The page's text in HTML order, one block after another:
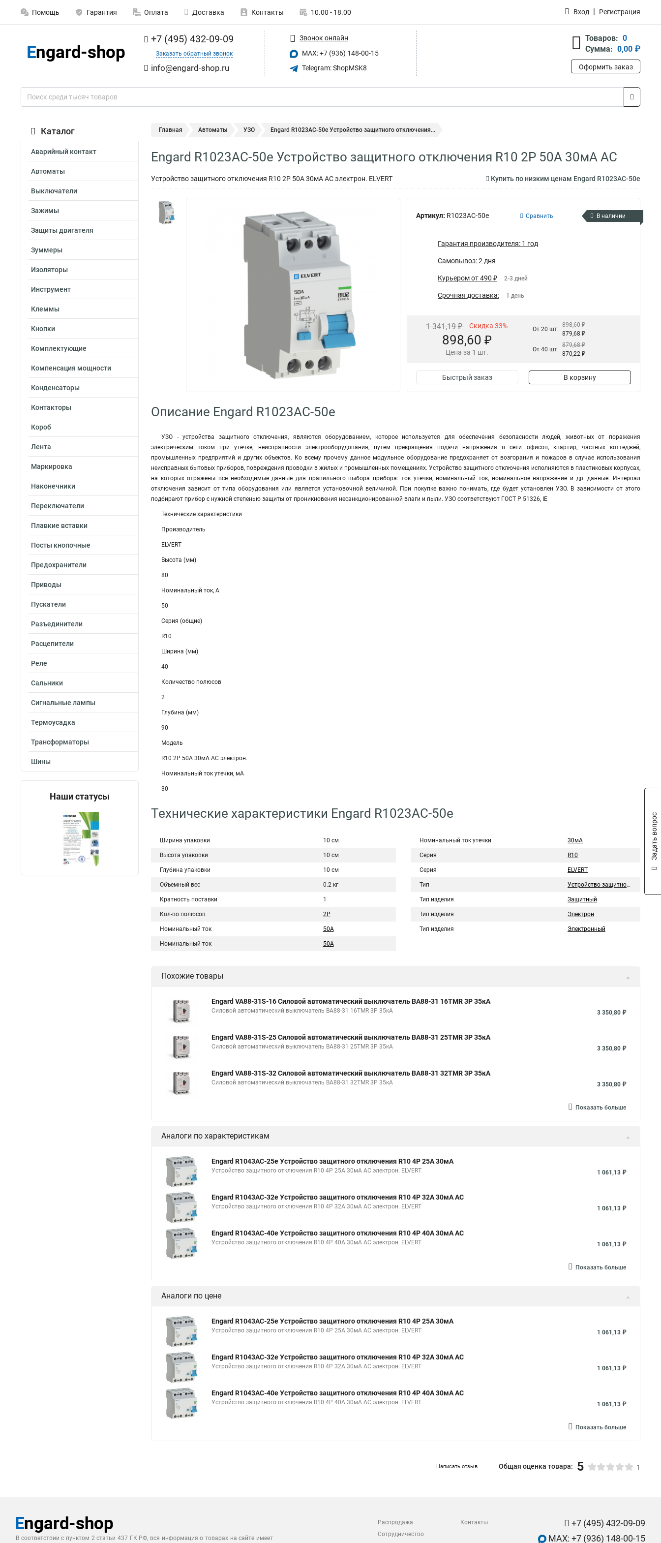
Помощь Гарантия Оплата Доставка Контакты 10.00 - 18.00 Вход Регистрация
+7 (495) 432-09-09
Заказать обратный звонок
info@engard-shop.ru
Звонок онлайн
MAX: +7 (936) 148-00-15
Telegram: ShopMSK8
Товаров: 0
Сумма: 0,00 ₽
Оформить заказ
Каталог
Аварийный контакт
Автоматы
Выключатели
Зажимы
Защиты двигателя
Зуммеры
Изоляторы
Инструмент
Клеммы
Кнопки
Комплектующие
Компенсация мощности
Конденсаторы
Контакторы
Короб
Лента
Маркировка
Наконечники
Переключатели
Плавкие вставки
Посты кнопочные
Предохранители
Приводы
Пускатели
Разъединители
Расцепители
Реле
Сальники
Сигнальные лампы
Термоусадка
Трансформаторы
Шины
Наши статусы
Главная Автоматы УЗО Engard R1023AC-50e Устройство защитного отключения...
Engard R1023AC-50e Устройство защитного отключения R10 2P 50А 30мА AC
Устройство защитного отключения R10 2P 50А 30мА AC электрон. ELVERT Купить по низким ценам Engard R1023AC-50e
Артикул: R1023AC-50e Сравнить В наличии
Гарантия производителя: 1 год
Самовывоз: 2 дня
Курьером от 490 ₽ 2-3 дней
Срочная доставка: 1 день
1 341,19 ₽ Скидка 33%
898,60 ₽
Цена за 1 шт.
От 20 шт:
898,60 ₽
879,68 ₽
От 40 шт:
879,68 ₽
870,22 ₽
Быстрый заказ В корзину
Описание Engard R1023AC-50e
УЗО - устройства защитного отключения, являются оборудованием, которое используется для обеспечения безопасности людей, животных от поражения
электрическим током при утечке, неисправности электрооборудования, путем прекращения подачи напряжения в сети офисов, квартир, частных коттеджей,
промышленных предприятий и других объектов. Ко всему прочему данное модульное оборудование предохраняет от возгорания и пожаров в случае использования
неисправных бытовых приборов, повреждения проводки в жилых и промышленных помещениях. Устройство защитного отключения исполняются в пластиковых корпусах,
на которых отражены все необходимые данные для правильного выбора прибора: ток утечки, номинальный ток, номинальное напряжение и др. данные. Интервал
отключения зависит от типа оборудования или является установочной величиной. При покупке важно понимать, где будет установлен УЗО. В зависимости от этого
подбирают прибор с нужной степенью защиты от проникновения несанкционированной влаги и пыли. УЗО соответствуют ГОСТ Р 51326, IE
Технические характеристики
Производитель
ELVERT
Высота (мм)
80
Номинальный ток, А
50
Серия (общие)
R10
Ширина (мм)
40
Количество полюсов
2
Глубина (мм)
90
Модель
R10 2P 50А 30мА AC электрон.
Номинальный ток утечки, мА
30
Технические характеристики Engard R1023AC-50e
Ширина упаковки 10 см
Высота упаковки 10 см
Глубина упаковки 10 см
Объемный вес 0.2 кг
Кратность поставки 1
Кол-во полюсов 2P
Номинальный ток 50A
Номинальный ток 50А
Номинальный ток утечки 30мА
Серия R10
Серия ELVERT
Тип Устройство защитного отключения
Тип изделия Защитный
Тип изделия Электрон
Тип изделия Электронный
Похожие товары
Engard VA88-31S-16 Силовой автоматический выключатель ВА88-31 16TMR 3P 35кА
Силовой автоматический выключатель ВА88-31 16TMR 3P 35кА 3 350,80 ₽
Engard VA88-31S-25 Силовой автоматический выключатель ВА88-31 25TMR 3P 35кА
Силовой автоматический выключатель ВА88-31 25TMR 3P 35кА 3 350,80 ₽
Engard VA88-31S-32 Силовой автоматический выключатель ВА88-31 32TMR 3P 35кА
Силовой автоматический выключатель ВА88-31 32TMR 3P 35кА 3 350,80 ₽
Показать больше
Аналоги по характеристикам
Engard R1043AC-25e Устройство защитного отключения R10 4P 25А 30мА
Устройство защитного отключения R10 4P 25А 30мА AC электрон. ELVERT 1 061,13 ₽
Engard R1043AC-32e Устройство защитного отключения R10 4P 32А 30мА AC
Устройство защитного отключения R10 4P 32А 30мА AC электрон. ELVERT 1 061,13 ₽
Engard R1043AC-40e Устройство защитного отключения R10 4P 40А 30мА AC
Устройство защитного отключения R10 4P 40А 30мА AC электрон. ELVERT 1 061,13 ₽
Показать больше
Аналоги по цене
Engard R1043AC-25e Устройство защитного отключения R10 4P 25А 30мА
Устройство защитного отключения R10 4P 25А 30мА AC электрон. ELVERT 1 061,13 ₽
Engard R1043AC-32e Устройство защитного отключения R10 4P 32А 30мА AC
Устройство защитного отключения R10 4P 32А 30мА AC электрон. ELVERT 1 061,13 ₽
Engard R1043AC-40e Устройство защитного отключения R10 4P 40А 30мА AC
Устройство защитного отключения R10 4P 40А 30мА AC электрон. ELVERT 1 061,13 ₽
Показать больше
Написать отзыв Общая оценка товара: 5 1
В соответствии с пунктом 2 статьи 437 ГК РФ, вся информация о товарах на сайте имеет
Распродажа
Сотрудничество
Контакты
+7 (495) 432-09-09
MAX: +7 (936) 148-00-15
Задать вопрос